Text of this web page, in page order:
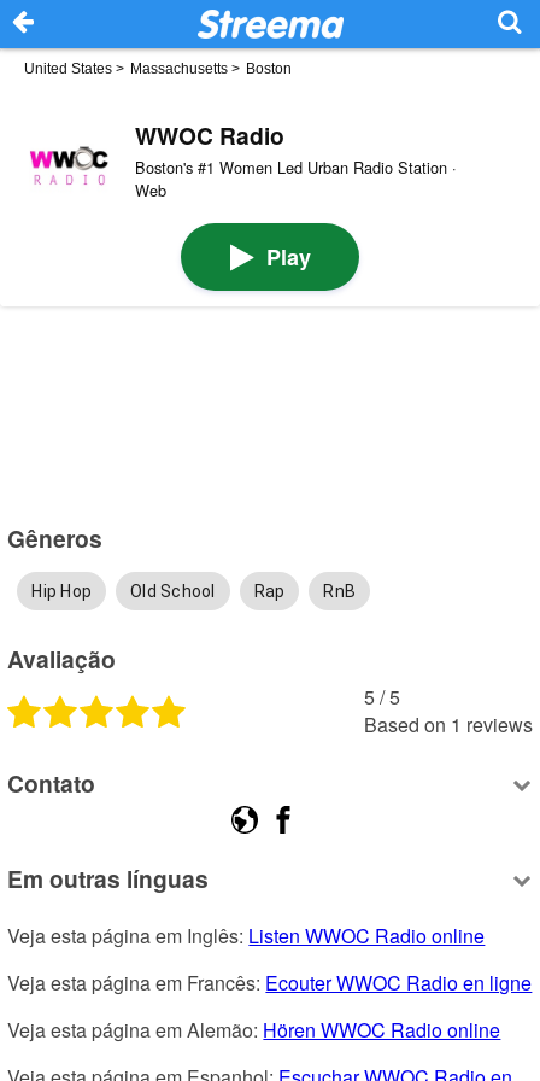
United States > Massachusetts > Boston
WWOC Radio
Boston's #1 Women Led Urban Radio Station ·
Web
Play
Gêneros
Hip Hop Old School Rap RnB
Avaliação
5 /5
Based on 1 reviews
Contato
Em outras línguas
Veja esta página em Inglês: Listen WWOC Radio online
Veja esta página em Francês: Ecouter WWOC Radio en ligne
Veja esta página em Alemão: Hören WWOC Radio online